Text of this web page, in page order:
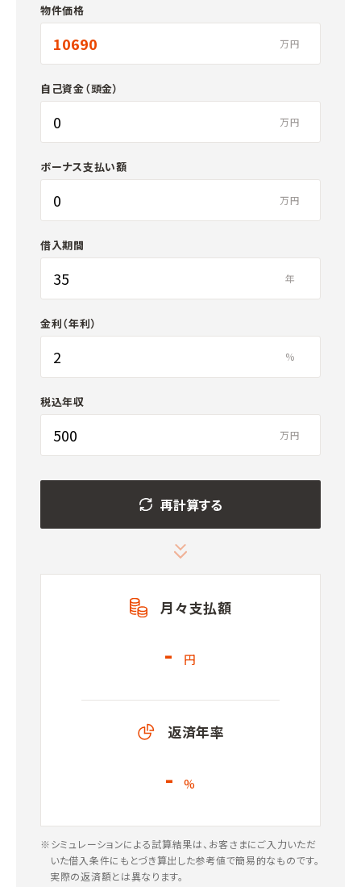
物件価格
万円
自己資金（頭金）
万円
ボーナス支払い額
万円
借入期間
年
金利（年利）
%
税込年収
万円
再計算する
月々支払額
- 円
返済年率
- %
※シミュレーションによる試算結果は、お客さまにご入力いただ
いた借入条件にもとづき算出した参考値で簡易的なものです。
実際の返済額とは異なります。